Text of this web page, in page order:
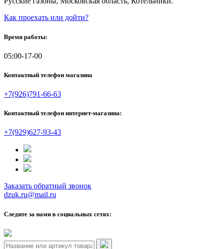
Как проехать или дойти?
Время работы:
05:00-17-00
Контактный телефон магазина
+7(926)791-66-63
Контактный телефон интернет-магазина:
+7(929)627-93-43
Заказать обратный звонок
dzuk.ru@mail.ru
Следите за нами в социальных сетях: